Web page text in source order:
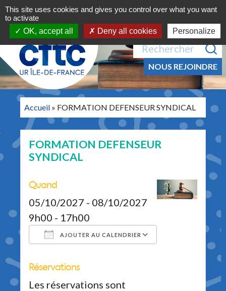
Aller au contenu
Navigation principale
MENU
Recherche pour :
NOUS REJOINDRE
Accueil » FORMATION DEFENSEUR SYNDICAL
FORMATION DEFENSEUR
SYNDICAL
Quand
05/10/2027 - 08/10/2027
9h00 - 17h00
AJOUTER AU CALENDRIER
Télécharger ICS
Calendrier Google
Réservations
Les réservations sont
This site uses cookies and gives you control over what you want
to activate
OK, accept all
Deny all cookies Personalize